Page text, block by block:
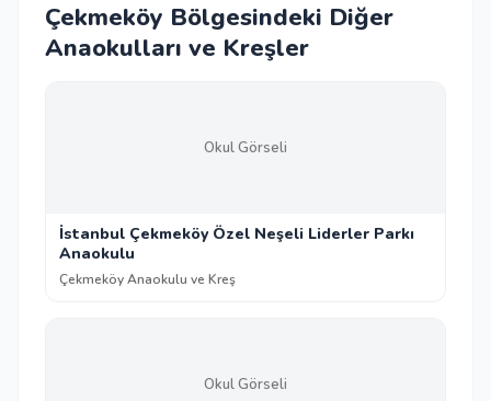
Çekmeköy Bölgesindeki Diğer
Anaokulları ve Kreşler
Okul Görseli
İstanbul Çekmeköy Özel Neşeli Liderler Parkı
Anaokulu
Çekmeköy Anaokulu ve Kreş
Okul Görseli